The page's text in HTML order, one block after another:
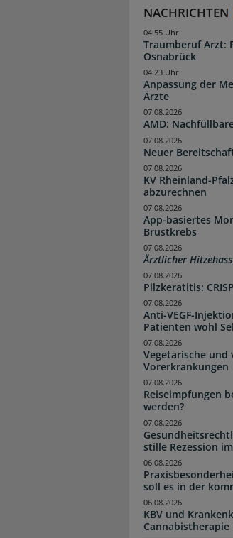
NACHRICHTEN
Traumberuf Arzt:
Osnabrück
04:55 Uhr
Anpassung der
Ärzte
04:23 Uhr
AMD:
07.08.2026
Neuer
07.08.2026
KV Rheinland-
abzurechnen
07.08.2026
App-basiertes
Brustkrebs
07.08.2026
Ärztlicher Hitzehass
07.08.2026
Pilzkeratitis:
07.08.2026
Anti-VEGF-
Patienten wohl
07.08.2026
Vegetarische und
Vorerkrankungen
07.08.2026
Reiseimpfungen
werden?
07.08.2026
stille Rezession
07.08.2026
soll es in der
06.08.2026
KBV und
Cannabistherapie
06.08.2026